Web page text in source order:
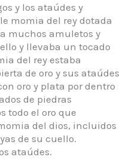
y los ataúdes y
momia del rey dotada
muchos amuletos y
y llevaba un tocado
del rey estaba
de oro y sus ataúdes
oro y plata por dentro
de piedras
todo el oro que
del dios, incluidos
de su cuello.
ataúdes.